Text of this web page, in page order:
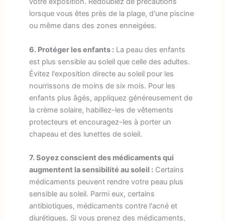
lorsque vous êtes près de la plage, d'une piscine
ou même dans des zones enneigées.
6. Protéger les enfants :La peau des enfants
est plus sensible au soleil que celle des adultes.
Évitez l'exposition directe au soleil pour les
nourrissons de moins de six mois. Pour les
enfants plus âgés, appliquez généreusement de
la crème solaire, habillez-les de vêtements
protecteurs et encouragez-les à porter un
chapeau et des lunettes de soleil.
7. Soyez conscient des médicaments qui
augmentent la sensibilité au soleil :Certains
médicaments peuvent rendre votre peau plus
sensible au soleil. Parmi eux, certains
antibiotiques, médicaments contre l'acné et
diurétiques. Si vous prenez des médicaments,